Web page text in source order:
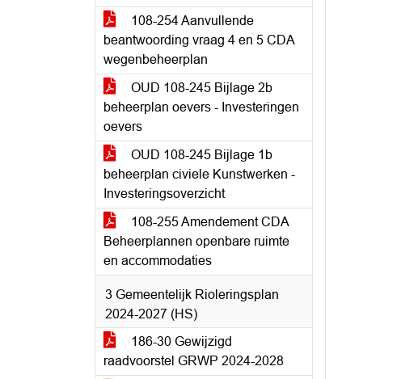
108-254 Aanvullende
beantwoording vraag 4 en 5 CDA
wegenbeheerplan
OUD 108-245 Bijlage 2b
beheerplan oevers - Investeringen
oevers
OUD 108-245 Bijlage 1b
beheerplan civiele Kunstwerken -
Investeringsoverzicht
108-255 Amendement CDA
Beheerplannen openbare ruimte
en accommodaties
3 Gemeentelijk Rioleringsplan
2024-2027 (HS)
186-30 Gewijzigd
raadvoorstel GRWP 2024-2028